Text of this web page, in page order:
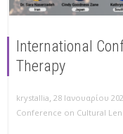
International
Therapy
krystallia 28 Ιανουαρίου
Conference on Cultural